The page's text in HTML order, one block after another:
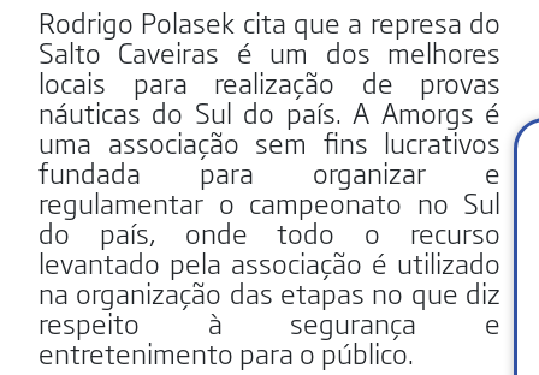
Rodrigo Polasek cita que a represa do
Salto Caveiras é um dos melhores
locais para realização de provas
náuticas do Sul do país. A Amorgs é
uma associação sem fins lucrativos
fundada para organizar e
regulamentar o campeonato no Sul
do país, onde todo o recurso
levantado pela associação é utilizado
na organização das etapas no que diz
respeito à segurança e
entretenimento para o público.